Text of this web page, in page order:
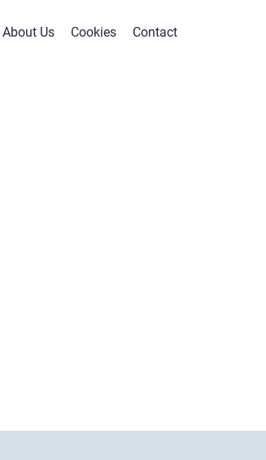
About Us Cookies Contact